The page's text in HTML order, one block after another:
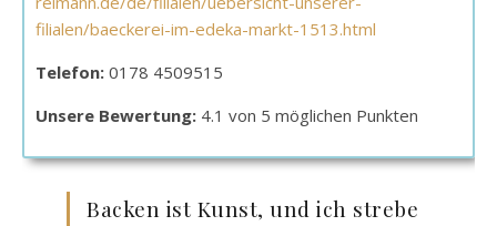
filialen/baeckerei-im-edeka-markt-1513.html
Telefon: 0178 4509515
Unsere Bewertung: 4.1 von 5 möglichen Punkten
Backen ist Kunst, und ich strebe